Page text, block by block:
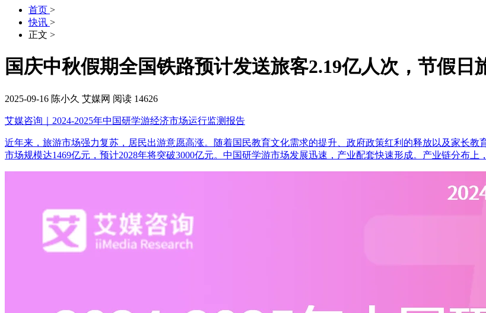
首页 >
快讯 >
正文 >
国庆中秋假期全国铁路预计发送旅客2.19亿人次，节假
2025-09-16 陈小久 艾媒网 阅读 14626
艾媒咨询｜2024-2025年中国研学游经济市场运行监测报告
近年来，旅游市场强力复苏，居民出游意愿高涨。随着国民教育文化需求的提升、政府政策红利的释放以及家长
市场规模达1469亿元，预计2028年将突破3000亿元。中国研学游市场发展迅速，产业配套快速形成。产业链分布上